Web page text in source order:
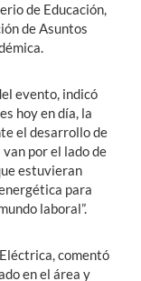
de Educación,
de Asuntos
evento, indicó
hoy en día, la
el desarrollo de
por el lado de
estuvieran
para
laboral”.
comentó
en el área y